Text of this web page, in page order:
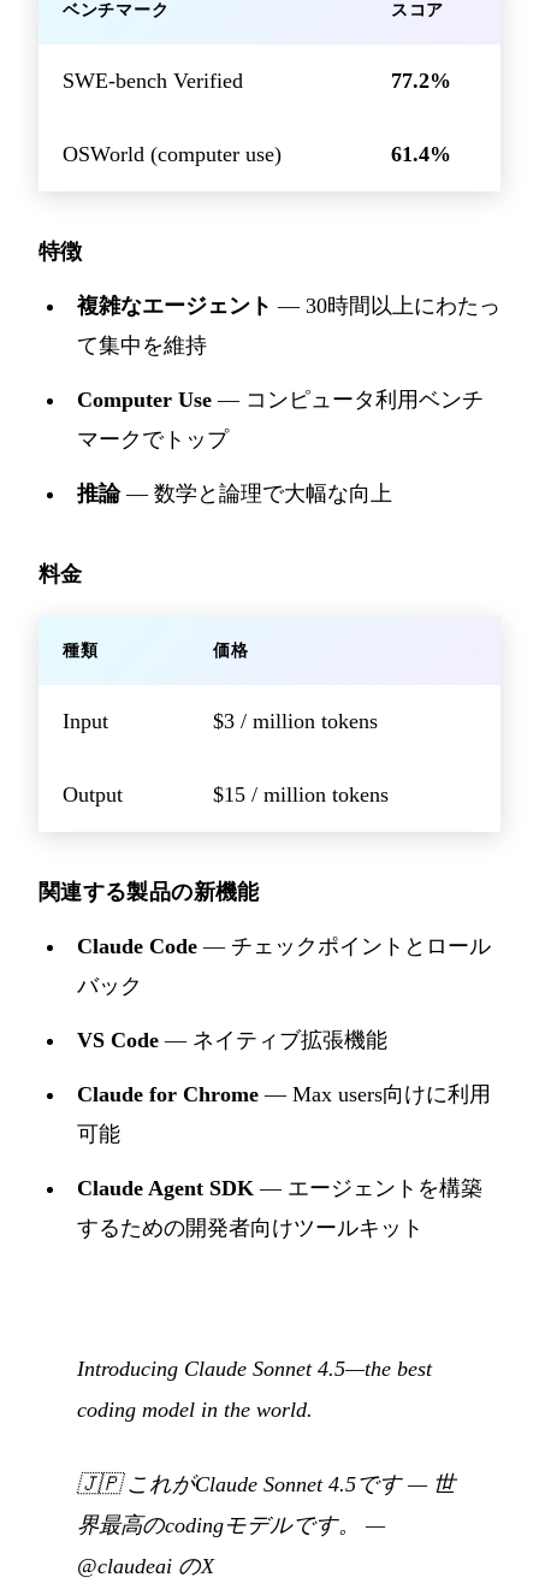
ベンチマーク スコア
SWE-bench Verified 77.2%
OSWorld (computer use) 61.4%
特徴
複雑なエージェント — 30時間以上にわたっ
て集中を維持
Computer Use — コンピュータ利用ベンチ
マークでトップ
推論— 数学と論理で大幅な向上
料金
種類 価格
Input $3 / million tokens
Output $15 / million tokens
関連する製品の新機能
Claude Code — チェックポイントとロール
バック
VS Code — ネイティブ拡張機能
Claude for Chrome — Max users向けに利用
可能
Claude Agent SDK — エージェントを構築
するための開発者向けツールキット
Introducing Claude Sonnet 4.5—the best
coding model in the world.
🇯🇵これがClaude Sonnet 4.5です — 世
界最高のcodingモデルです。
—
@claudeai のX